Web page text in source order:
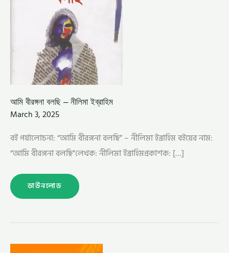
আমি বীরঙ্গনা বলছি – নীলিমা ইব্রাহিম
March 3, 2025
বই পর্যালোচনা: “আমি বীরঙ্গনা বলছি” – নীলিমা ইব্রাহিম বইয়ের নাম:
“আমি বীরঙ্গনা বলছি”লেখক: নীলিমা ইব্রাহিমপ্রকাশক: […]
ডাউনলোড
দ্য